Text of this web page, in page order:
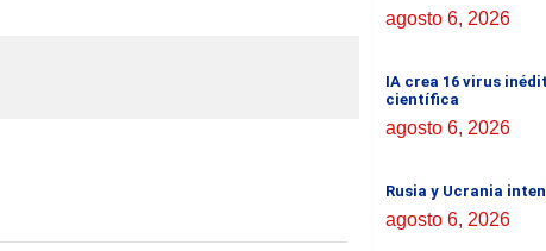
agosto 6, 2026
IA crea 16 virus
científica
agosto 6, 2026
Rusia y Ucrania
agosto 6, 2026